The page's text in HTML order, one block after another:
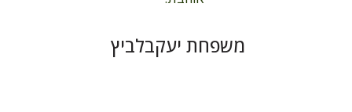
משפחת יעקבלביץ